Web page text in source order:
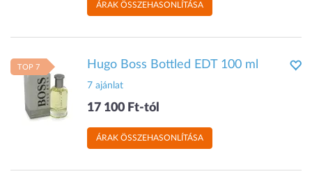
ÁRAK ÖSSZEHASONLÍTÁSA
TOP 7 Hugo Boss Bottled EDT 100 ml
7 ajánlat
17 100 Ft-tól
ÁRAK ÖSSZEHASONLÍTÁSA